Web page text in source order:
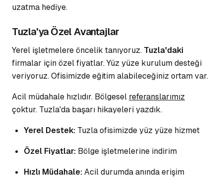
uzatma hediye.
Tuzla'ya Özel Avantajlar
Yerel işletmelere öncelik tanıyoruz. Tuzla'daki
firmalar için özel fiyatlar. Yüz yüze kurulum desteği
veriyoruz. Ofisimizde eğitimalabileceğiniz ortam var.
Acil müdahale hızlıdır. Bölgesel referanslarımız
çoktur. Tuzla'da başarı hikayeleri yazdık.
Yerel Destek: Tuzla ofisimizde yüz yüze hizmet
Özel Fiyatlar: Bölge işletmelerine indirim
Hızlı Müdahale:Acil durumda anında erişim